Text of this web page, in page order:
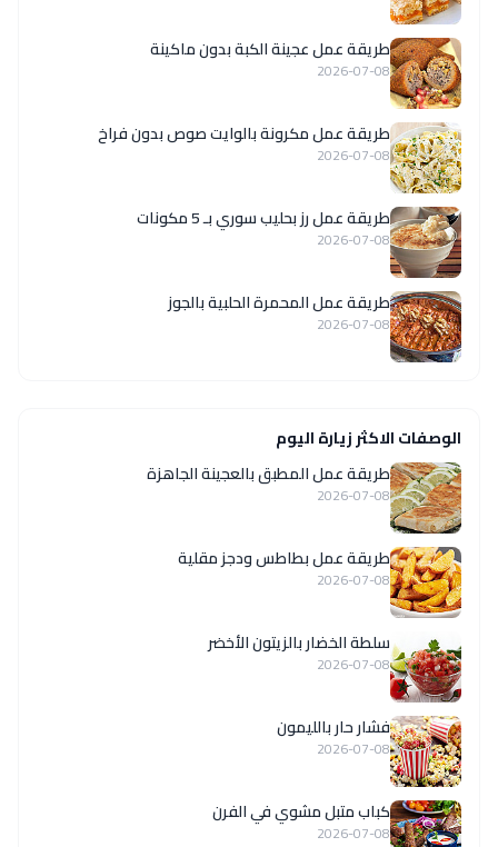
طريقة عمل عجينة الكبة بدون ماكينة
2026-07-08
طريقة عمل مكرونة بالوايت صوص بدون فراخ
2026-07-08
طريقة عمل رز بحليب سوري بـ 5 مكونات
2026-07-08
طريقة عمل المحمرة الحلبية بالجوز
2026-07-08
الوصفات الاكثر زيارة اليوم
طريقة عمل المطبق بالعجينة الجاهزة
2026-07-08
طريقة عمل بطاطس ودجز مقلية
2026-07-08
سلطة الخضار بالزيتون الأخضر
2026-07-08
فشار حار بالليمون
2026-07-08
كباب متبل مشوي في الفرن
2026-07-08